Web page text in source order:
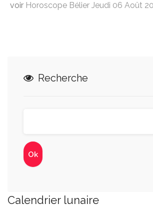
voir Horoscope Bélier Jeudi 06 Août
Recherche
Calendrier lunaire